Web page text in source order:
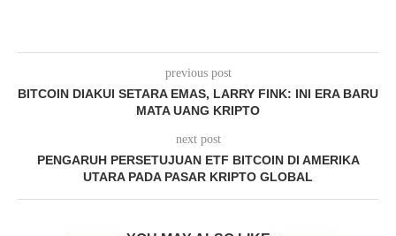
previous post
BITCOIN DIAKUI SETARA EMAS, LARRY FINK: INI ERA BARU
MATA UANG KRIPTO
next post
PENGARUH PERSETUJUAN ETF BITCOIN DI AMERIKA
UTARA PADA PASAR KRIPTO GLOBAL